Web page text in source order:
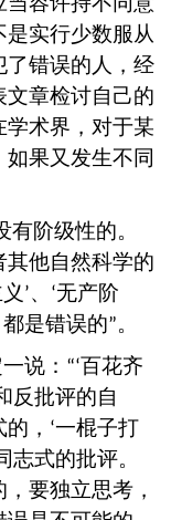
是实行少数服从
了错误的人，经
章检讨自己的
术界，对于某
果又发生不同
阶级性的。
他自然科学的
’、 ‘无产阶
是错误的”。
说： “‘百花齐
反批评的自
， ‘一棍子打
志式的批评。
要独立思考，